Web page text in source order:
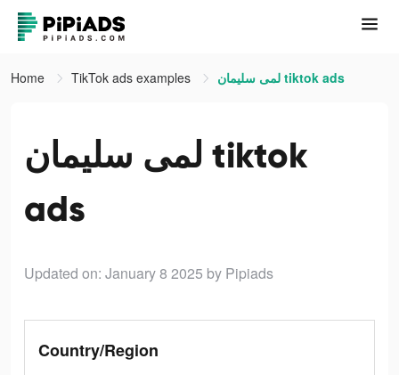
Home TikTok ads examples لمى سليمان tiktok ads
لمى سليمان tiktok
ads
Updated on: January 8 2025 by Pipiads
Country/Region